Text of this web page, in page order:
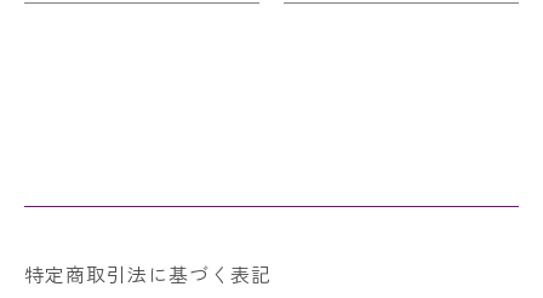
特定商取引法に基づく表記